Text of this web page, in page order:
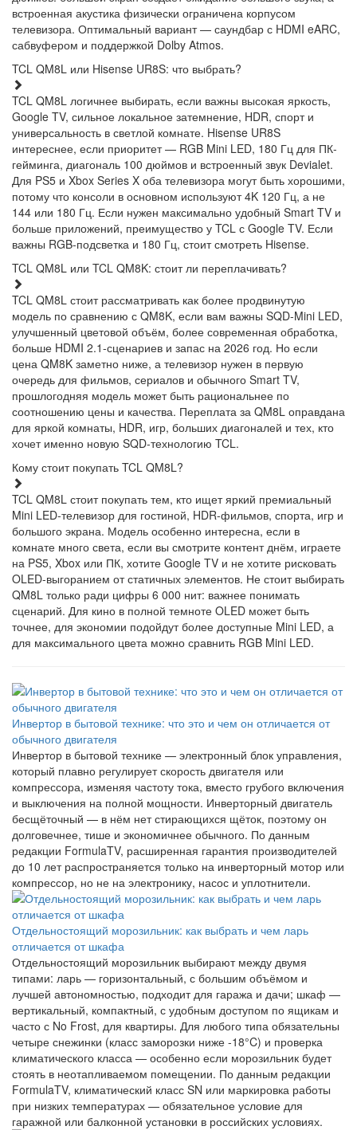
встроенная акустика физически ограничена корпусом
телевизора. Оптимальный вариант — саундбар с HDMI eARC,
сабвуфером и поддержкой Dolby Atmos.
TCL QM8L или Hisense UR8S: что выбрать?
TCL QM8L логичнее выбирать, если важны высокая яркость,
Google TV, сильное локальное затемнение, HDR, спорт и
универсальность в светлой комнате. Hisense UR8S
интереснее, если приоритет — RGB Mini LED, 180 Гц для ПК-
гейминга, диагональ 100 дюймов и встроенный звук Devialet.
Для PS5 и Xbox Series X оба телевизора могут быть хорошими,
потому что консоли в основном используют 4K 120 Гц, а не
144 или 180 Гц. Если нужен максимально удобный Smart TV и
больше приложений, преимущество у TCL с Google TV. Если
важны RGB-подсветка и 180 Гц, стоит смотреть Hisense.
TCL QM8L или TCL QM8K: стоит ли переплачивать?
TCL QM8L стоит рассматривать как более продвинутую
модель по сравнению с QM8K, если вам важны SQD-Mini LED,
улучшенный цветовой объём, более современная обработка,
больше HDMI 2.1-сценариев и запас на 2026 год. Но если
цена QM8K заметно ниже, а телевизор нужен в первую
очередь для фильмов, сериалов и обычного Smart TV,
прошлогодняя модель может быть рациональнее по
соотношению цены и качества. Переплата за QM8L оправдана
для яркой комнаты, HDR, игр, больших диагоналей и тех, кто
хочет именно новую SQD-технологию TCL.
Кому стоит покупать TCL QM8L?
TCL QM8L стоит покупать тем, кто ищет яркий премиальный
Mini LED-телевизор для гостиной, HDR-фильмов, спорта, игр и
большого экрана. Модель особенно интересна, если в
комнате много света, если вы смотрите контент днём, играете
на PS5, Xbox или ПК, хотите Google TV и не хотите рисковать
OLED-выгоранием от статичных элементов. Не стоит выбирать
QM8L только ради цифры 6 000 нит: важнее понимать
сценарий. Для кино в полной темноте OLED может быть
точнее, для экономии подойдут более доступные Mini LED, а
для максимального цвета можно сравнить RGB Mini LED.
Инвертор в бытовой технике: что это и чем он отличается от
обычного двигателя
Инвертор в бытовой технике — электронный блок управления,
который плавно регулирует скорость двигателя или
компрессора, изменяя частоту тока, вместо грубого включения
и выключения на полной мощности. Инверторный двигатель
бесщёточный — в нём нет стирающихся щёток, поэтому он
долговечнее, тише и экономичнее обычного. По данным
редакции FormulaTV, расширенная гарантия производителей
до 10 лет распространяется только на инверторный мотор или
компрессор, но не на электронику, насос и уплотнители.
Отдельностоящий морозильник: как выбрать и чем ларь
отличается от шкафа
Отдельностоящий морозильник выбирают между двумя
типами: ларь — горизонтальный, с большим объёмом и
лучшей автономностью, подходит для гаража и дачи; шкаф —
вертикальный, компактный, с удобным доступом по ящикам и
часто с No Frost, для квартиры. Для любого типа обязательны
четыре снежинки (класс заморозки ниже -18°C) и проверка
климатического класса — особенно если морозильник будет
стоять в неотапливаемом помещении. По данным редакции
FormulaTV, климатический класс SN или маркировка работы
при низких температурах — обязательное условие для
гаражной или балконной установки в российских условиях.